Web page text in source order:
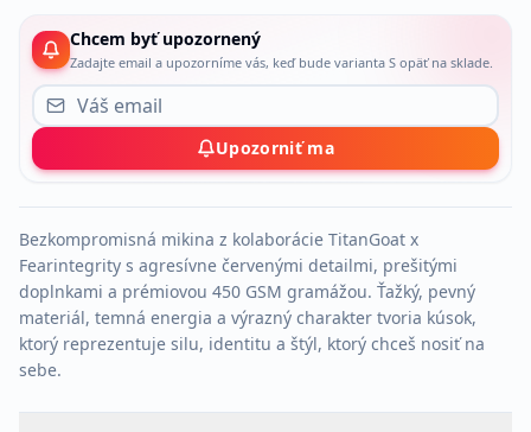
Chcem byť upozornený
Zadajte email a upozorníme vás, keď bude varianta S opäť na sklade.
Upozorniť ma
Bezkompromisná mikina z kolaborácie TitanGoat x
Fearintegrity s agresívne červenými detailmi, prešitými
doplnkami a prémiovou 450 GSM gramážou. Ťažký, pevný
materiál, temná energia a výrazný charakter tvoria kúsok,
ktorý reprezentuje silu, identitu a štýl, ktorý chceš nosiť na
sebe.